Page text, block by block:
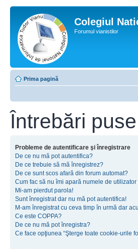
Colegiul
Forumul vianistilor
Prima pagină
Întrebări
Probleme de autentificare şi înregistrare
De ce nu mă pot autentifica?
De ce trebuie să mă înregistrez?
De ce sunt scos afară din forum automat?
Cum fac să nu îmi apară numele de
Mi-am pierdut parola!
Sunt înregistrat dar nu mă pot autentifica!
M-am înregistrat cu ceva timp în urmă dar
Ce este COPPA?
De ce nu mă pot înregistra?
Ce face opţiunea “Şterge toate cookie-urile